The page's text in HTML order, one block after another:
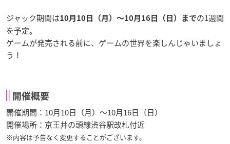
ジャック期間は10月10日（月）〜10月16日（日）までの1週間
を予定。
ゲームが発売される前に、ゲームの世界を楽しんじゃいましょ
う！
開催概要
開催期間：10月10日（月）〜10月16日（日）
開催場所：京王井の頭線渋谷駅改札付近
※内容は予告なく変更することがございます。